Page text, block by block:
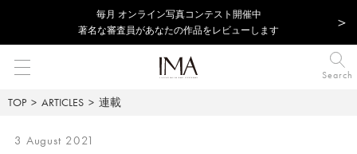
毎⽉ オンライン写真コンテスト開催中
著名な審査員があなたの作品をレビューします
Search
TOP ARTICLES 連載
3 August 2021